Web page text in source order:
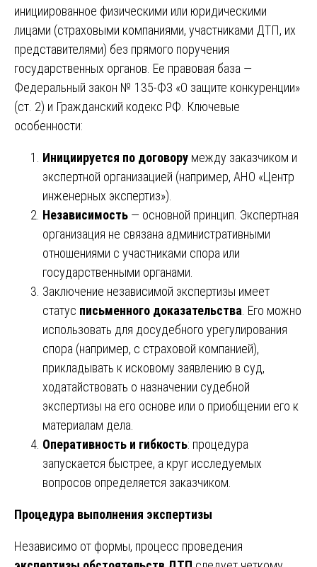
инициированное физическими или юридическими
лицами (страховыми компаниями, участниками ДТП, их
представителями) без прямого поручения
государственных органов. Ее правовая база —
Федеральный закон № 135-ФЗ «О защите конкуренции»
(ст. 2) и Гражданский кодекс РФ. Ключевые
особенности:
Инициируется по договору между заказчиком и
экспертной организацией (например, АНО «Центр
инженерных экспертиз»).
Независимость — основной принцип. Экспертная
организация не связана административными
отношениями с участниками спора или
государственными органами.
Заключение независимой экспертизы имеет
статус письменного доказательства . Его можно
использовать для досудебного урегулирования
спора (например, с страховой компанией),
прикладывать к исковому заявлению в суд,
ходатайствовать о назначении судебной
экспертизы на его основе или о приобщении его к
материалам дела.
Оперативность и гибкость: процедура
запускается быстрее, а круг исследуемых
вопросов определяется заказчиком.
Процедура выполнения экспертизы
Независимо от формы, процесс проведения